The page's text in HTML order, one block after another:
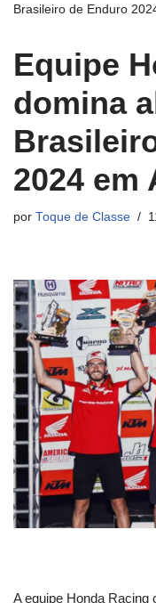
Brasileiro de Enduro
Equipe
domina
2024 em
por Toque de Classe
A equipe Honda Racing